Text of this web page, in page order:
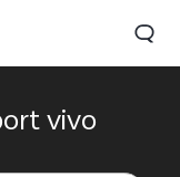
vivo